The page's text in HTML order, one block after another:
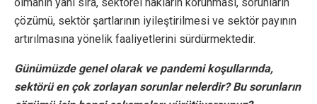
olmanın yanı sıra, sektörel hakların korunması, sorunların
çözümü, sektör şartlarının iyileştirilmesi ve sektör payının
artırılmasına yönelik faaliyetlerini sürdürmektedir.
Günümüzde genel olarak ve pandemi koşullarında,
sektörü en çok zorlayan sorunlar nelerdir? Bu sorunların